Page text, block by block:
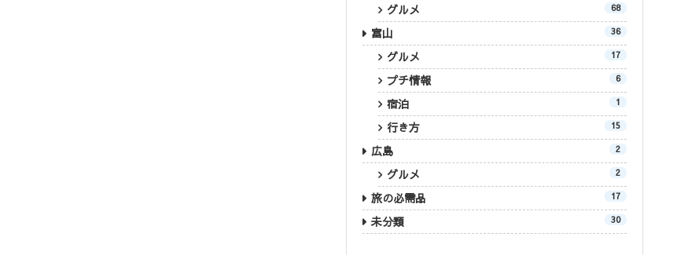
グルメ 68
富山 36
グルメ 17
プチ情報 6
宿泊 1
行き方 15
広島 2
グルメ 2
旅の必需品 17
未分類 30